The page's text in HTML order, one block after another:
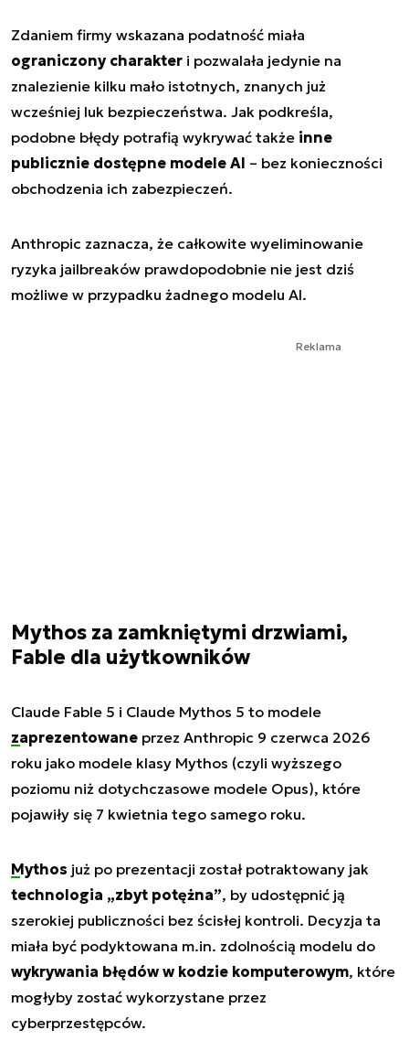
Zdaniem firmy wskazana podatność miała
ograniczony charakter i pozwalała jedynie na
znalezienie kilku mało istotnych, znanych już
wcześniej luk bezpieczeństwa. Jak podkreśla,
podobne błędy potrafią wykrywać także inne
publicznie dostępne modele AI – bez konieczności
obchodzenia ich zabezpieczeń.
Anthropic zaznacza, że całkowite wyeliminowanie
ryzyka jailbreaków prawdopodobnie nie jest dziś
możliwe w przypadku żadnego modelu AI.
Reklama
Mythos za zamkniętymi drzwiami,
Fable dla użytkowników
Claude Fable 5 i Claude Mythos 5 to modele
zaprezentowane przez Anthropic 9 czerwca 2026
roku jako modele klasy Mythos (czyli wyższego
poziomu niż dotychczasowe modele Opus), które
pojawiły się 7 kwietnia tego samego roku.
Mythos już po prezentacji został potraktowany jak
technologia „zbyt potężna”, by udostępnić ją
szerokiej publiczności bez ścisłej kontroli. Decyzja ta
miała być podyktowana m.in. zdolnością modelu do
wykrywania błędów w kodzie komputerowym, które
mogłyby zostać wykorzystane przez
cyberprzestępców.